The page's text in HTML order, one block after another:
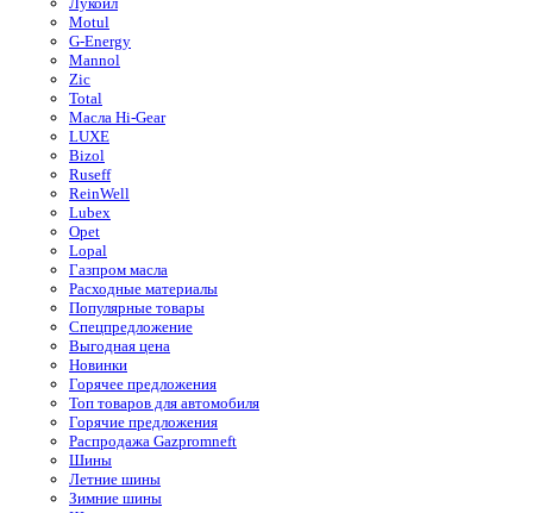
Motul
G-Energy
Mannol
Zic
Total
Масла Hi-Gear
LUXE
Bizol
Ruseff
ReinWell
Lubex
Opet
Lopal
Газпром масла
Расходные материалы
Популярные товары
Спецпредложение
Выгодная цена
Новинки
Горячее предложения
Топ товаров для автомобиля
Горячие предложения
Распродажа Gazpromneft
Шины
Летние шины
Зимние шины